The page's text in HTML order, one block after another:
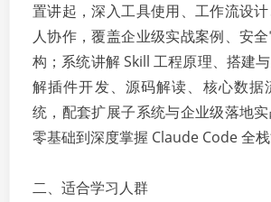
置讲起，深入工具使用、工作流设
人协作，覆盖企业级实战案例、安
构；系统讲解 Skill 工程原理、搭建
解插件开发、源码解读、核心数据
统，配套扩展子系统与企业级落地
零基础到深度掌握 Claude Code 全栈
二、适合学习人群